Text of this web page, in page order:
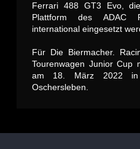
Ferrari 488 GT3 Evo,
Plattform des ADAC
international eingesetzt
Für Die Biermacher.
Tourenwagen Junior Cup
am 18. März 2022 in
Oschersleben.